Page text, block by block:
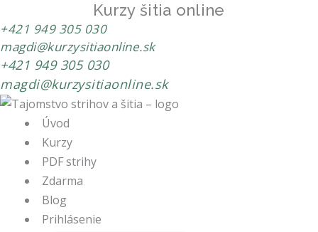
Kurzy šitia online
+421 949 305 030
magdi@kurzysitiaonline.sk
+421 949 305 030
magdi@kurzysitiaonline.sk
Úvod
Kurzy
PDF strihy
Zdarma
Blog
Prihlásenie